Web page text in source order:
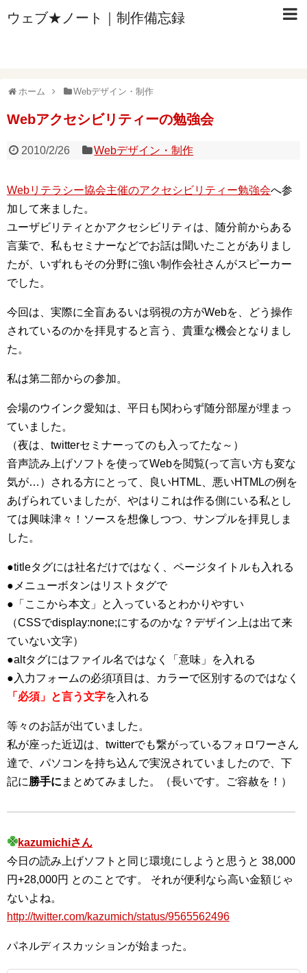
ウェブ★ノート｜制作備忘録
ホーム Webデザイン・制作
Webアクセシビリティーの勉強会
2010/2/26 Webデザイン・制作
Webリテラシー協会主催のアクセシビリティー勉強会へ参
加して来ました。
ユーザビリティとかアクセシビリティは、随分前からある
言葉で、私もセミナーなどでお話は聞いたことがありまし
たが、いずれもその分野に強い制作会社さんがスピーカー
でした。
今回は、実際に全盲あるいは弱視の方がWebを、どう操作
されているのかを拝見すると言う、貴重な機会となりまし
た。
私は第二部からの参加。
会場のウインク愛知は、平日も関わらず随分部屋が埋まっ
ていました。
（夜は、twitterセミナーってのも入ってたな～）
音声読み上げソフトを使ってWebを閲覧(って言い方も変な
気が…）される方にとって、良いHTML、悪いHTMLの例を
あげられていましたが、やはりこれは作る側にいる私とし
ては興味津々！ソースを想像しつつ、サンプルを拝見しま
した。
●titleタグには社名だけではなく、ページタイトルも入れる
●メニューボタンはリストタグで
●「ここから本文」と入っているとわかりやすい
（CSSでdisplay:none;にするのかな？デザイン上は出て来
ていない文字）
●altタグにはファイル名ではなく「意味」を入れる
●入力フォームの必須項目は、カラーで区別するのではなく
「必須」と言う文字を入れる
等々のお話が出ていました。
私が座った近辺は、twitterでも繋がっているフォロワーさん
達で、パソコンを持ち込んで実況されていましたので、下
記に勝手に まとめてみました。（長いです。ご容赦を！）
kazumichiさん
今日の読み上げソフトと同じ環境にしようと思うと 38,000
円+28,000円 とのことです。 それが便利なら高い金額じゃ
ないよね。
http://twitter.com/kazumich/status/9565562496
パネルディスカッションが始まった。